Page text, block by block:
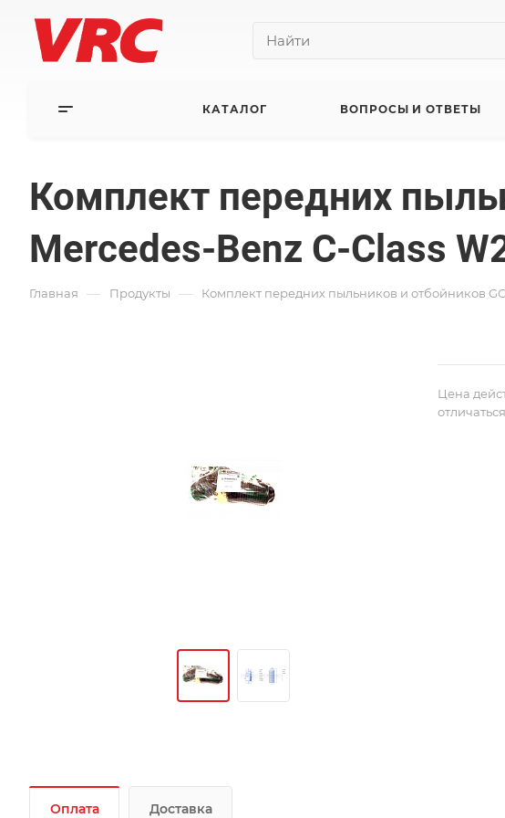
КАТАЛОГ ВОПРОСЫ И ОТВЕТЫ
Комплект передних
Mercedes-Benz C-Class
Главная — Продукты — Комплект передних пыльников и отбойников
Цена
Оплата Доставка